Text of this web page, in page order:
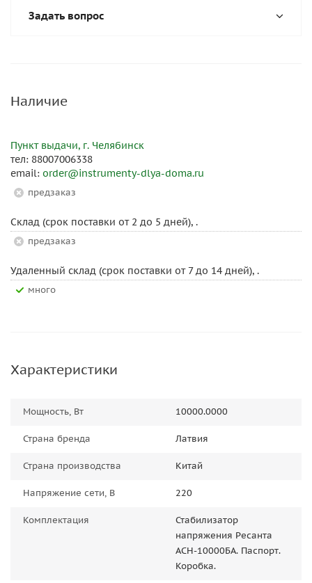
Задать вопрос
Наличие
Пункт выдачи, г. Челябинск
тел: 88007006338
email: order@instrumenty-dlya-doma.ru
Предзаказ
Склад (срок поставки от 2 до 5 дней), .
Предзаказ
Удаленный склад (срок поставки от 7 до 14 дней), .
Много
Характеристики
Мощность, Вт 10000.0000
Страна бренда Латвия
Страна производства Китай
Напряжение сети, В 220
Комплектация
Стабилизатор
напряжения Ресанта
АСН-10000БА. Паспорт.
Коробка.